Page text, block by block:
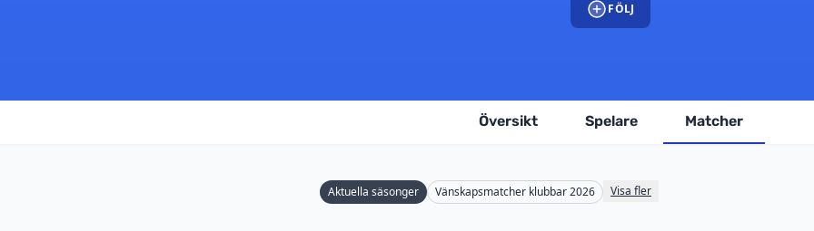
FÖLJ
Översikt Spelare Matcher
Aktuella säsonger Vänskapsmatcher klubbar 2026 Visa fler